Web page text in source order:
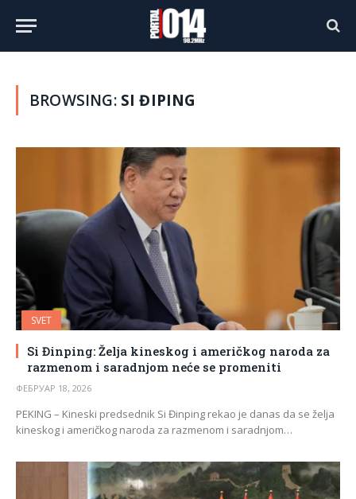
BROWSING: SI ĐIPING
SVET
Si Đinping: Želja kineskog i američkog naroda za
razmenom i saradnjom neće se promeniti
ФЕБРУАР 18, 2026
PEKING – Kineski predsednik Si Đinping rekao je danas da se želja
kineskog i američkog naroda za razmenom i saradnjom…